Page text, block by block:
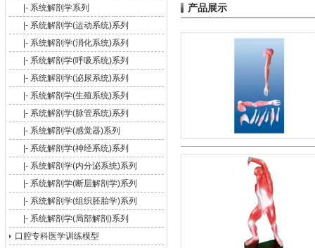
|- 系统解剖学系列
|- 系统解剖学(运动系统)系列
|- 系统解剖学(消化系统)系列
|- 系统解剖学(呼吸系统)系列
|- 系统解剖学(泌尿系统)系列
|- 系统解剖学(生殖系统)系列
|- 系统解剖学(脉管系统)系列
|- 系统解剖学(感觉器)系列
|- 系统解剖学(神经系统)系列
|- 系统解剖学(内分泌系统)系列
|- 系统解剖学(断层解剖学)系列
|- 系统解剖学(组织胚胎学)系列
|- 系统解剖学(局部解剖)系列
口腔专科医学训练模型
产品展示